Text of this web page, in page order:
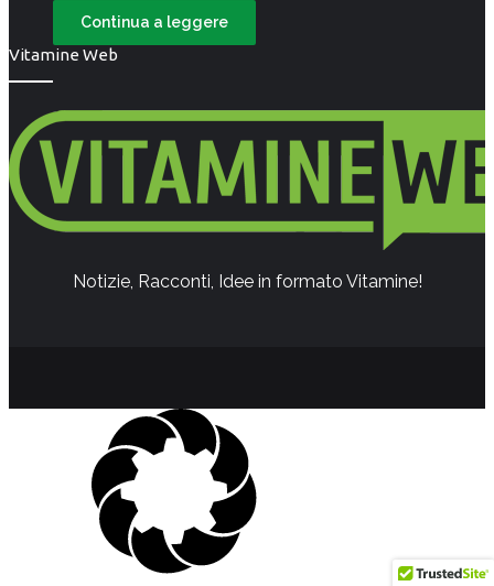
Continua a leggere
Vitamine Web
Notizie, Racconti, Idee in formato Vitamine!